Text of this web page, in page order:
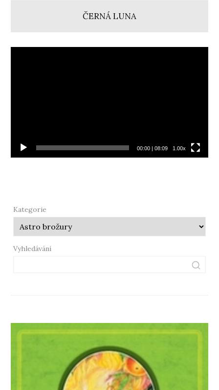
ČERNÁ LUNA
00:00| 08:09 1.00x
Kategorie
Vyhledávání